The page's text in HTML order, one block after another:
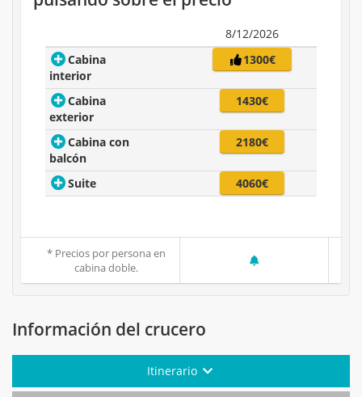
8/12/2026
Cabina
interior
1300€
Cabina
exterior
1430€
Cabina con
balcón
2180€
Suite 4060€
* Precios por persona en
cabina doble.
Información del crucero
Itinerario